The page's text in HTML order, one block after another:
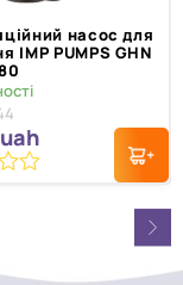
насос для
IMP PUMPS GHN
uah